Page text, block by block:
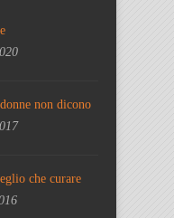
non dicono
che curare